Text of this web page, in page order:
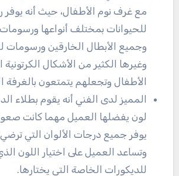
مع غرف نوم الأطفال، حيث أنه
للحيوانات بمختلف أنواعها
وجميع الأبطال الخارقين ورسومات
وغيرها الكثير من الأشكال الكرتونية
الأطفال وتجعلهم يتمتعون بالغرفة
المميز لدى الفني أنه يقوم بطلاء
لون يفضلها العميل مهما كانت
يوفر جميع درجات الألوان التي
وتساعد العميل على اختيار اللون
للديكورات الخاصة التي يختارها.